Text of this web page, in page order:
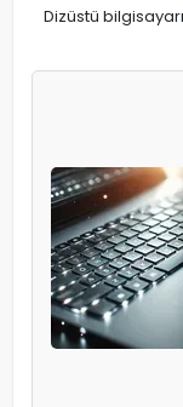
Dizüstü